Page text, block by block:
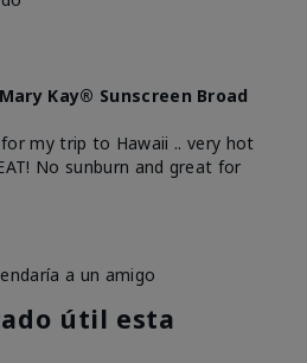
Kay® Sunscreen Broad
my trip to Hawaii .. very hot
No sunburn and great for
a un amigo
útil esta